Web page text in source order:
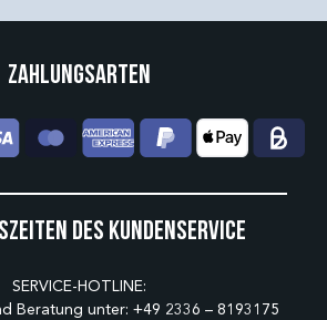
des Kundenservice
SERVICE-HOTLINE:
Beratung unter: +49 2336 – 8193175
Zahlungsarten